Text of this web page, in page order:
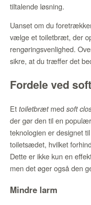
tiltalende løsning.
Uanset om du
vælge et toiletbræt, der
rengøringsvenlighed.
sikre, at du træffer det
Fordele ved
Et toiletbrætmed soft
der gør den til en
teknologien er designet
toiletsædet, hvilket
Dette er ikke kun en
men det øger også den
Mindre larm